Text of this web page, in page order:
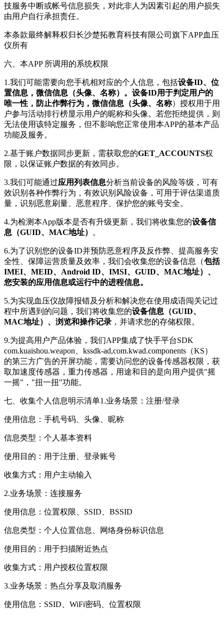
技服务中断或帐号信息损失，对此非人为因素引起的用户损失
由用户自行承担责任。
本条款最终解释权归长沙楚拓教育科技有限公司旗下APP血压
仪所有
六、本APP 所调用的系统权限
1.我们可能需要向您手机相对应的个人信息，包括设备ID、位
置信息，微信信息（头像、名称）。设备ID用于判定用户的
唯一性，防止作弊行为，微信信息（头像、名称）授权用于用
户参与活动排行榜显示用户的昵称和头像。若您拒绝提供，则
无法使用该特定服务，但不影响您正常使用本APP的基本产品
功能及服务。
2.基于账户数据同步更新，需获取您的GET_ACCOUNTS权
限，以保证账户数据的有效同步。
3.我们可能通过应用列表信息分析当前设备的风险等级，可有
效识别各种作弊行为，有效识别风险设备，可用于评估渠道质
量，识别恶意刷量、恶意程序、保护您的账号安全。
4.为检测本App版本是否有升级更新，我们将收集您的设备信
息（GUID、MAC地址）
。
6.为了识别您的设备ID并预防恶意程序及反作弊、提高服务安
全性、保障运营质量及效率，我们会收集您的设备信息（包括
IMEI、MEID、Android ID、IMSI、GUID、MAC地址）、
您安装的应用信息或运行中的进程信息。
5.为实现血压仪故障报错及分析和解决您在使用成语闯关记过
程中所遇到的问题，我们将收集您的设备信息（GUID、
MAC地址）、浏览和操作记录 ，并请求您的存储权限。
9.为提高用户产品体验，我们APP集成了快手平台SDK
com.kuaishou.weapon、kssdk-ad,com.kwad.components（KS）
的第三方广告的开屏功能，需要访问您的设备传感器权限，获
取加速度传感器，重力传感器，用途和目的是向用户提供"摇
一摇"，"扭一扭"功能。
七、收集个人信息明示清单1.业务场景：注册/登录
使用信息：手机号码、头像、昵称
信息类型：个人基本资料
使用目的：用于注册、登录账号
收集方式：用户主动输入
2.业务场景：连接服务
使用信息：位置权限、SSID、BSSID
信息类型：个人位置信息、网络身份标识信息
使用目的：用于扫描附近热点
收集方式：用户授权位置权限
3.业务场景：热点分享及取消服务
使用信息：SSID、WiFi密码、位置权限